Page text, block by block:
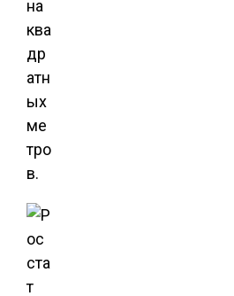
на
ква
др
атн
ых
ме
тро
в.